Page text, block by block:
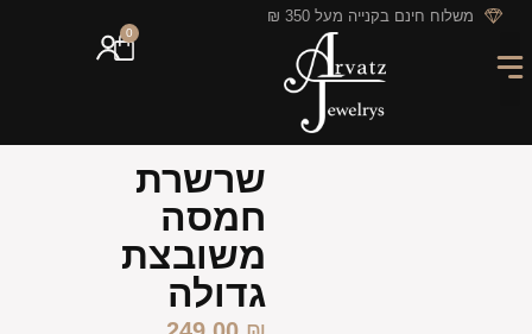
לתוכן משלוח חינם בקנייה מעל 350 ₪
0
שרשרת
חמסה
משובצת
גדולה